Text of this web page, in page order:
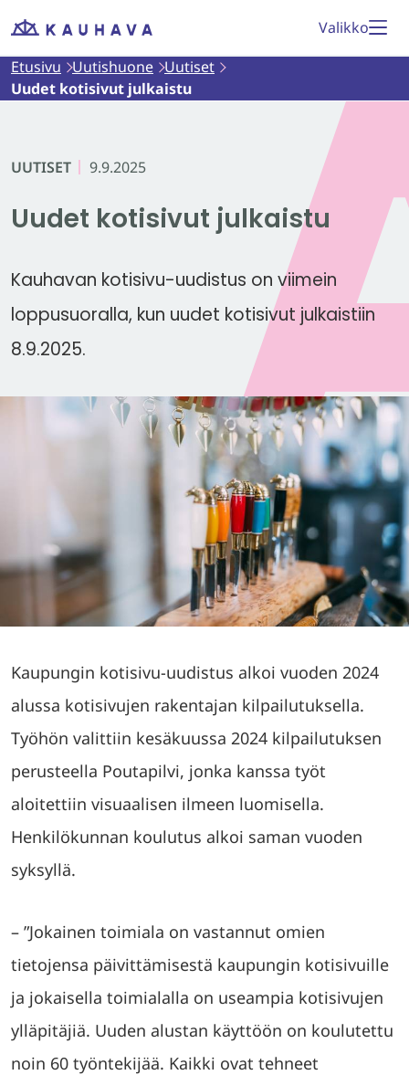
Siirry
Etusivu
Valikko
Etusivu Uutishuone Uutiset
Uudet kotisivut julkaistu
UUTISET 9.9.2025
Uudet kotisivut julkaistu
Kauhavan kotisivu-uudistus on viimein
loppusuoralla, kun uudet kotisivut julkaistiin
8.9.2025.
Kaupungin kotisivu-uudistus alkoi vuoden 2024
alussa kotisivujen rakentajan kilpailutuksella.
Työhön valittiin kesäkuussa 2024 kilpailutuksen
perusteella Poutapilvi, jonka kanssa työt
aloitettiin visuaalisen ilmeen luomisella.
Henkilökunnan koulutus alkoi saman vuoden
syksyllä.
– ”Jokainen toimiala on vastannut omien
tietojensa päivittämisestä kaupungin kotisivuille
ja jokaisella toimialalla on useampia kotisivujen
ylläpitäjiä. Uuden alustan käyttöön on koulutettu
noin 60 työntekijää. Kaikki ovat tehneet